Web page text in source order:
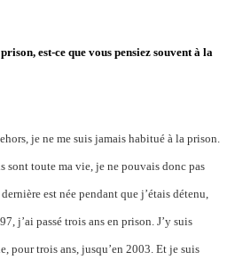
est-ce que vous pensiez souvent à la
je ne me suis jamais habitué à la prison.
sont toute ma vie, je ne pouvais donc pas
est née pendant que j’étais détenu,
j’ai passé trois ans en prison. J’y suis
pour trois ans, jusqu’en 2003. Et je suis